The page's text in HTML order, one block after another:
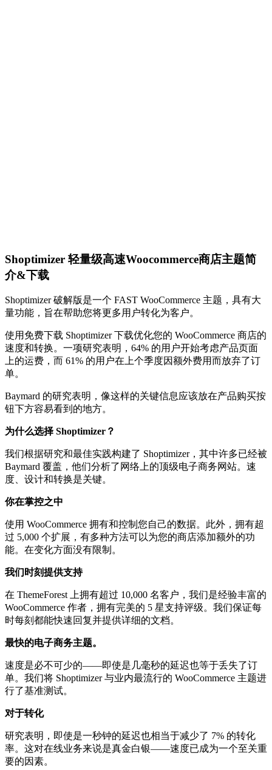
Shoptimizer 轻量级高速Woocommerce商店主题简
介&下载
Shoptimizer 破解版是一个 FAST WooCommerce 主题，具有大
量功能，旨在帮助您将更多用户转化为客户。
使用免费下载 Shoptimizer 下载优化您的 WooCommerce 商店的
速度和转换。一项研究表明，64% 的用户开始考虑产品页面
上的运费，而 61% 的用户在上个季度因额外费用而放弃了订
单。
Baymard 的研究表明，像这样的关键信息应该放在产品购买按
钮下方容易看到的地方。
为什么选择 Shoptimizer？
我们根据研究和最佳实践构建了 Shoptimizer，其中许多已经被
Baymard 覆盖，他们分析了网络上的顶级电子商务网站。速
度、设计和转换是关键。
你在掌控之中
使用 WooCommerce 拥有和控制您自己的数据。此外，拥有超
过 5,000 个扩展，有多种方法可以为您的商店添加额外的功
能。在变化方面没有限制。
我们时刻提供支持
在 ThemeForest 上拥有超过 10,000 名客户，我们是经验丰富的
WooCommerce 作者，拥有完美的 5 星支持评级。我们保证每
时每刻都能快速回复并提供详细的文档。
最快的电子商务主题。
速度是必不可少的——即使是几毫秒的延迟也等于丢失了订
单。我们将 Shoptimizer 与业内最流行的 WooCommerce 主题进
行了基准测试。
对于转化
研究表明，即使是一秒钟的延迟也相当于减少了 7% 的转化
率。这对在线业务来说是真金白银——速度已成为一个至关重
要的因素。